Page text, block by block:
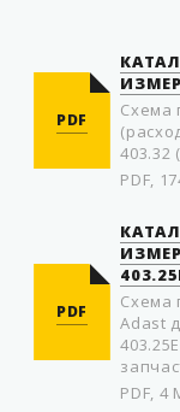
PDF
Схема
403.32
PDF,
PDF
Схема
Adast
PDF, 4